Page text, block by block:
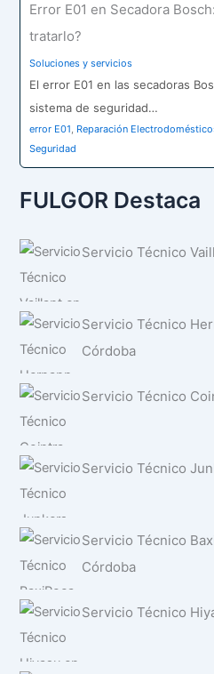
Error E01 en Secadora
tratarlo?
Soluciones y servicios
El error E01 en las secadoras
sistema de seguridad…
error E01, Reparación
Seguridad
FULGOR Destaca
Servicio Técnico
Servicio Técnico
Córdoba
Servicio Técnico
Servicio Técnico
Servicio Técnico
Córdoba
Servicio Técnico